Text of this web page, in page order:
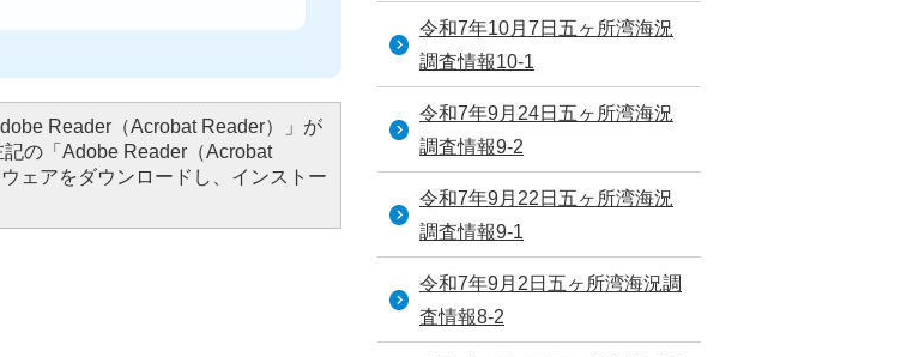
Reader（Acrobat Reader）」が
の「Adobe Reader（Acrobat
ェアをダウンロードし、インストー
令和7年10月7日五ヶ所湾海況
調査情報10-1
令和7年9月24日五ヶ所湾海況
調査情報9-2
令和7年9月22日五ヶ所湾海況
調査情報9-1
令和7年9月2日五ヶ所湾海況調
査情報8-2